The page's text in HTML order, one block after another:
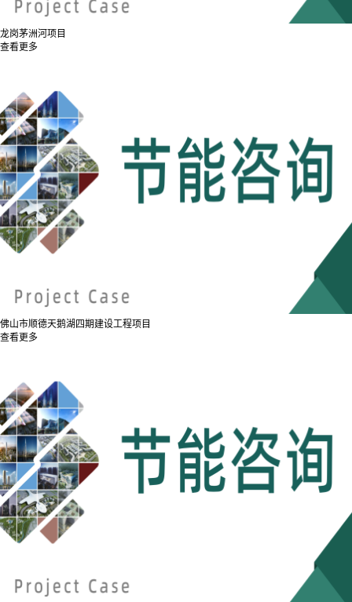
龙岗茅洲河项目
查看更多
佛山市顺德天鹅湖四期建设工程项目
查看更多